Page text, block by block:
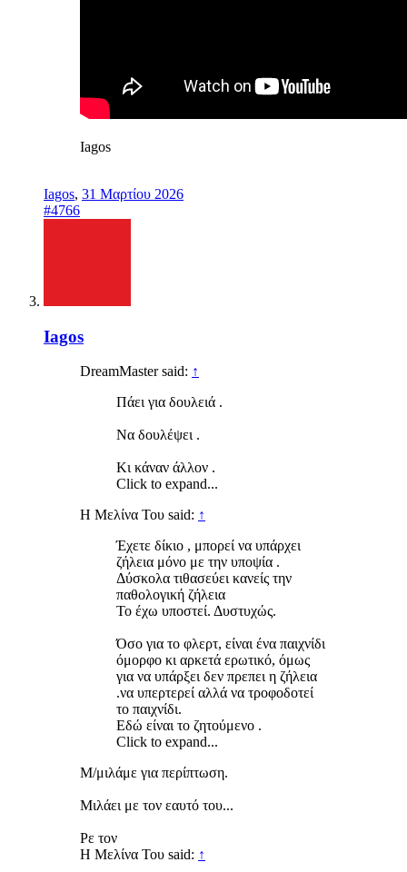
Iagos
Iagos, 31 Μαρτίου 2026
#4766
Iagos
DreamMaster said: ↑
Πάει για δουλειά .
Να δουλέψει .
Κι κάναν άλλον .
Click to expand...
Η Μελίνα Του said: ↑
Έχετε δίκιο , μπορεί να υπάρχει
ζήλεια μόνο με την υποψία .
Δύσκολα τιθασεύει κανείς την
παθολογική ζήλεια
Το έχω υποστεί. Δυστυχώς.
Όσο για το φλερτ, είναι ένα παιχνίδι
όμορφο κι αρκετά ερωτικό, όμως
για να υπάρξει δεν πρεπει η ζήλεια
.να υπερτερεί αλλά να τροφοδοτεί
το παιχνίδι.
Εδώ είναι το ζητούμενο .
Click to expand...
Μ/μιλάμε για περίπτωση.
Μιλάει με τον εαυτό του...
Ρε τον
Η Μελίνα Του said: ↑